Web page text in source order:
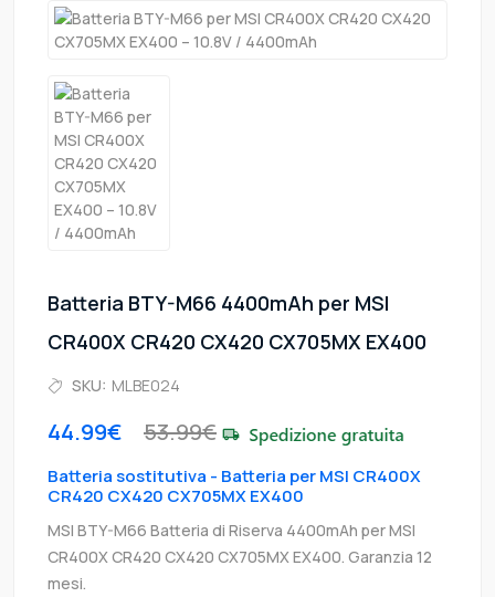
Batteria BTY-M66 4400mAh per MSI
CR400X CR420 CX420 CX705MX EX400
SKU: MLBE024
44.99€ 53.99€
Batteria sostitutiva - Batteria per MSI CR400X
CR420 CX420 CX705MX EX400
MSI BTY-M66 Batteria di Riserva 4400mAh per MSI
CR400X CR420 CX420 CX705MX EX400. Garanzia 12
mesi.